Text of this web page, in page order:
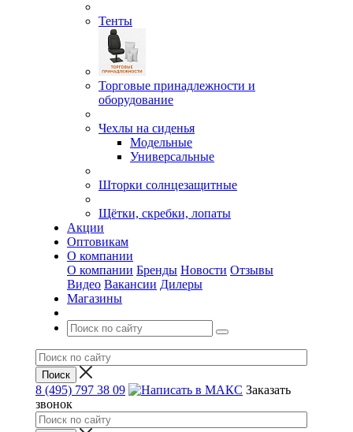
Тенты
Торговые принадлежности и
оборудование
Чехлы на сиденья
Модельные
Универсальные
Шторки солнцезащитные
Щётки, скребки, лопаты
Акции
Оптовикам
О компании
О компании Бренды Новости Отзывы
Видео Вакансии Дилеры
Магазины
8 (495) 797 38 09
Заказать
звонок